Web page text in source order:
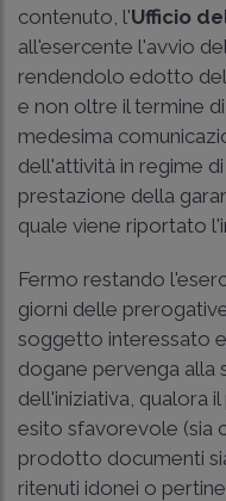
contenuto, l'Ufficio
all'esercente l'avvio
rendendolo edotto
e non oltre il termine
medesima
dell'attività in regime
prestazione della
quale viene riportato
Fermo restando
giorni delle
soggetto interessato e
dogane pervenga alla
dell'iniziativa, qualora
esito sfavorevole (sia
prodotto documenti
ritenuti idonei o